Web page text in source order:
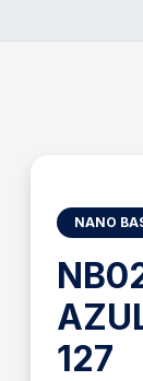
NANO
127